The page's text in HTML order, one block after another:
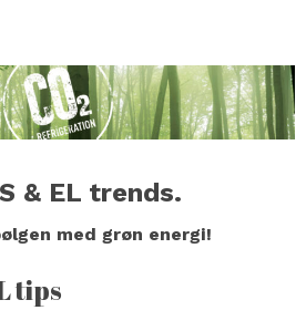
& EL trends.
med grøn energi!
tips